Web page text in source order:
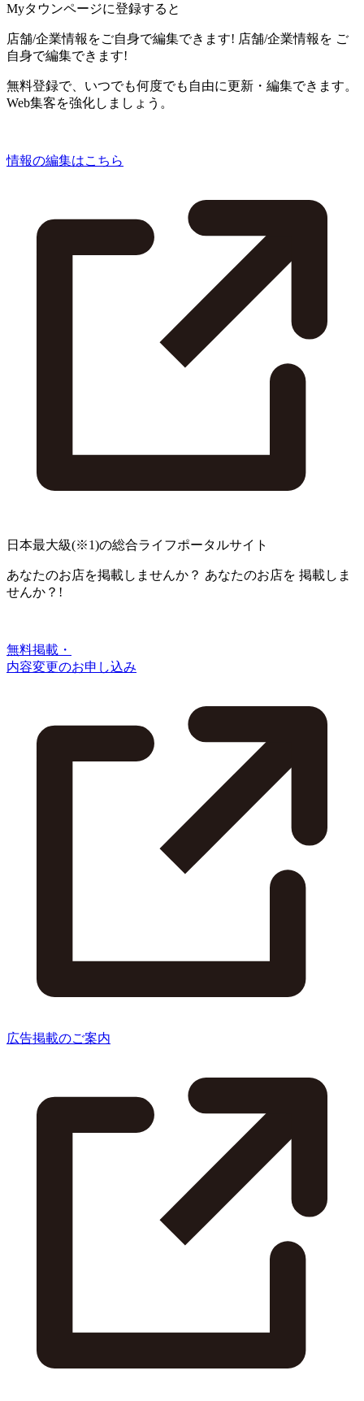
Myタウンページに登録すると
店舗/企業情報をご自身で編集できます! 店舗/企業情報を ご
自身で編集できます!
無料登録で、いつでも何度でも自由に更新・編集できます。
Web集客を強化しましょう。
情報の編集はこちら
日本最大級(※1)の総合ライフポータルサイト
あなたのお店を掲載しませんか？ あなたのお店を 掲載しま
せんか？!
無料掲載・
内容変更のお申し込み
広告掲載のご案内